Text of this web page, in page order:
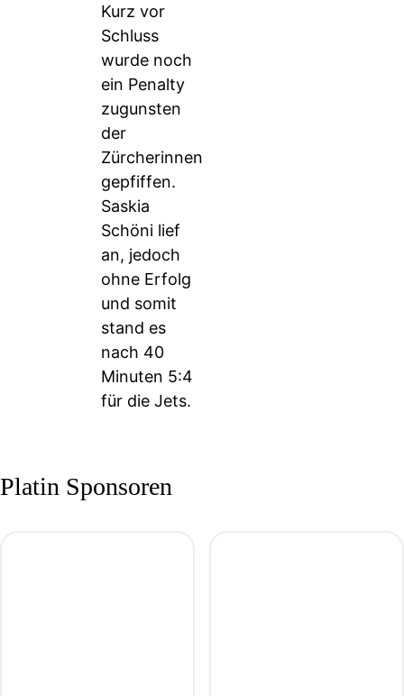
Kurz vor
Schluss
wurde noch
ein Penalty
zugunsten
der
Zürcherinnen
gepfiffen.
Saskia
Schöni lief
an, jedoch
ohne Erfolg
und somit
stand es
nach 40
Minuten 5:4
für die Jets.
Platin Sponsoren